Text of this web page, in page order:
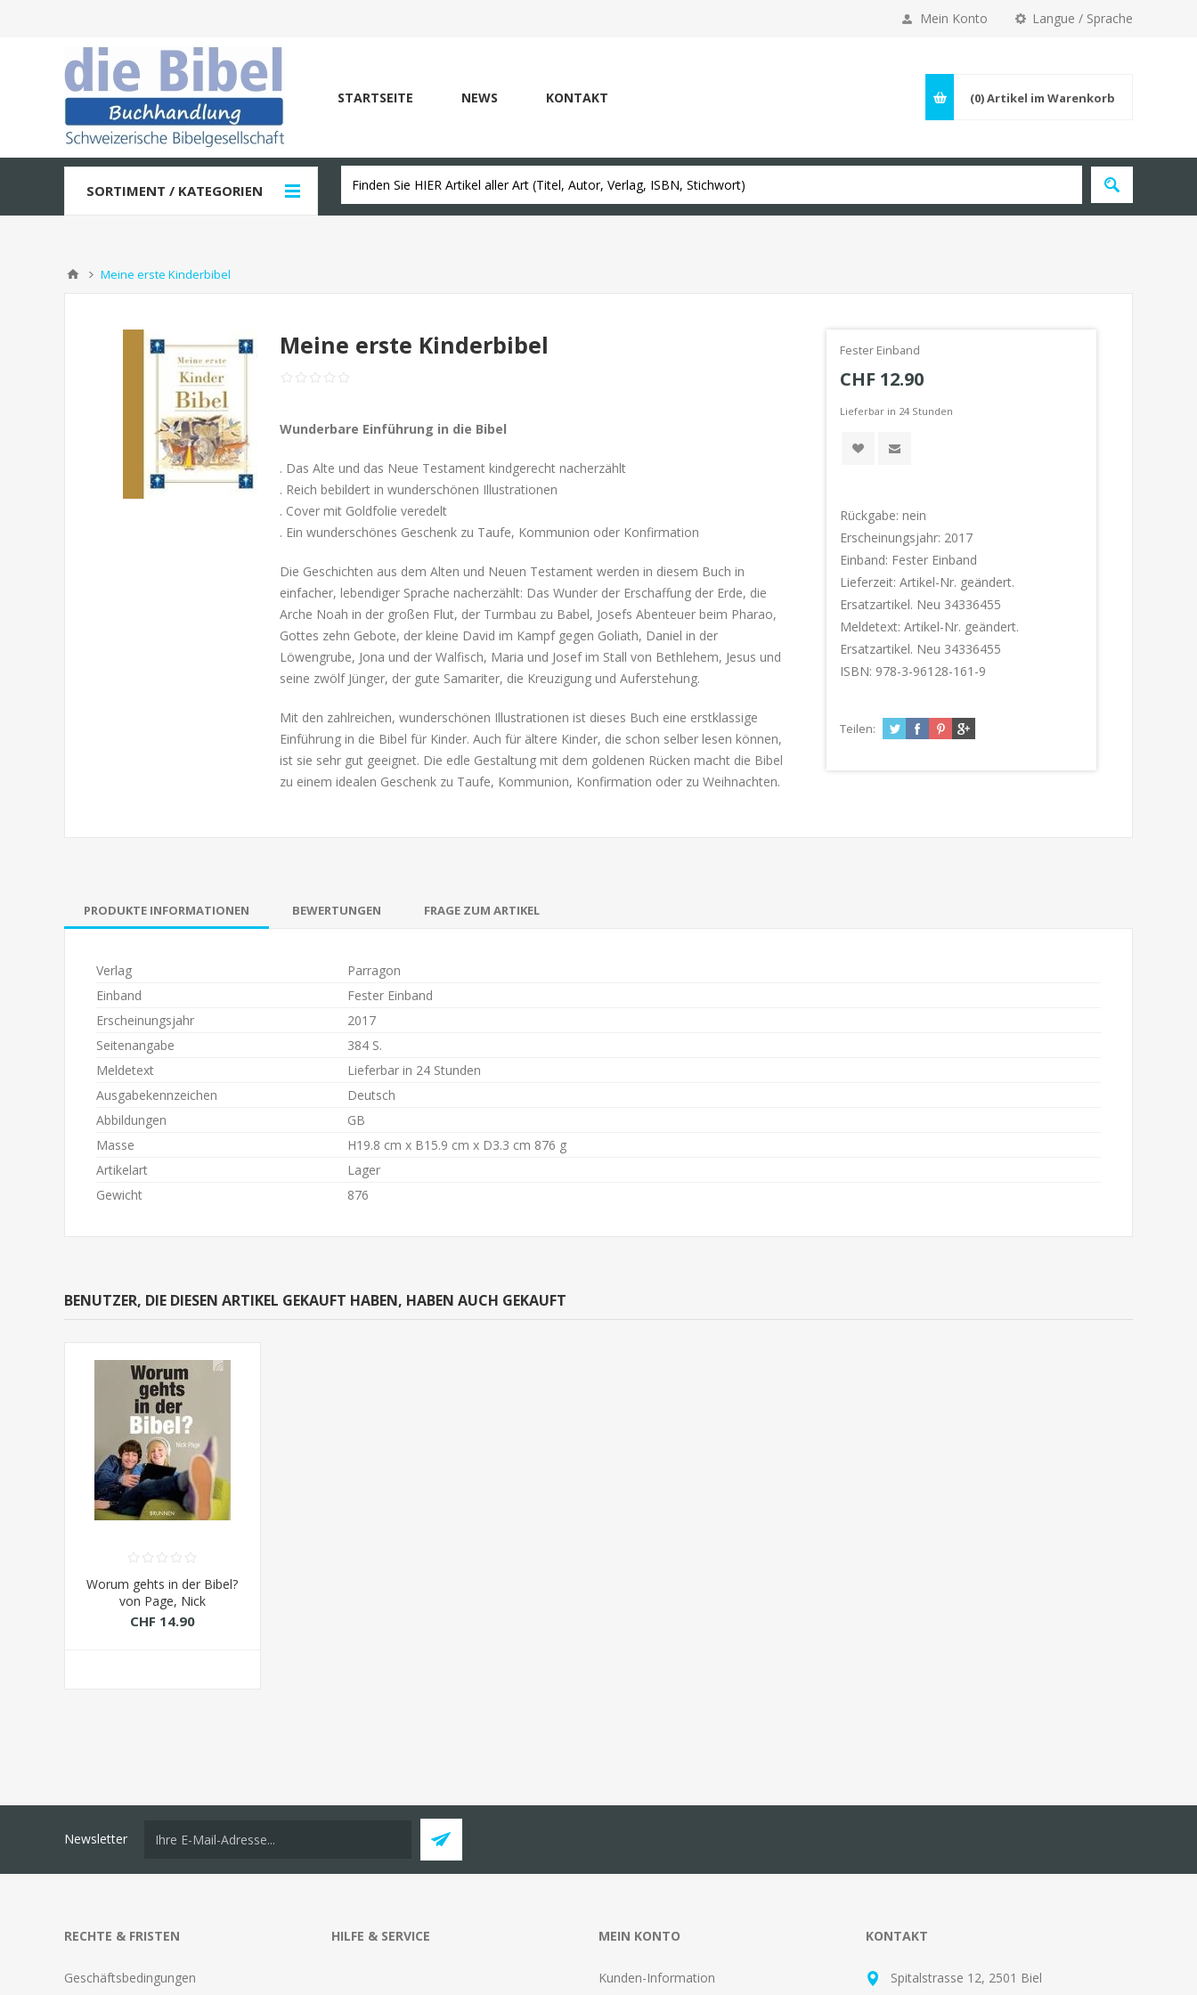
Langue / Sprache
Mein Konto
STARTSEITE NEWS KONTAKT (0)Artikel im Warenkorb
SORTIMENT / KATEGORIEN
Meine erste Kinderbibel
Meine erste Kinderbibel
Wunderbare Einführung in die Bibel
. Das Alte und das Neue Testament kindgerecht nacherzählt
. Reich bebildert in wunderschönen Illustrationen
. Cover mit Goldfolie veredelt
. Ein wunderschönes Geschenk zu Taufe, Kommunion oder Konfirmation
Die Geschichten aus dem Alten und Neuen Testament werden in diesem Buch in
einfacher, lebendiger Sprache nacherzählt: Das Wunder der Erschaffung der Erde, die
Arche Noah in der großen Flut, der Turmbau zu Babel, Josefs Abenteuer beim Pharao,
Gottes zehn Gebote, der kleine David im Kampf gegen Goliath, Daniel in der
Löwengrube, Jona und der Walfisch, Maria und Josef im Stall von Bethlehem, Jesus und
seine zwölf Jünger, der gute Samariter, die Kreuzigung und Auferstehung.
Mit den zahlreichen, wunderschönen Illustrationen ist dieses Buch eine erstklassige
Einführung in die Bibel für Kinder. Auch für ältere Kinder, die schon selber lesen können,
ist sie sehr gut geeignet. Die edle Gestaltung mit dem goldenen Rücken macht die Bibel
zu einem idealen Geschenk zu Taufe, Kommunion, Konfirmation oder zu Weihnachten.
Fester Einband
CHF 12.90
Lieferbar in 24 Stunden
Rückgabe: nein
Erscheinungsjahr: 2017
Einband: Fester Einband
Lieferzeit: Artikel-Nr. geändert.
Ersatzartikel. Neu 34336455
Meldetext: Artikel-Nr. geändert.
Ersatzartikel. Neu 34336455
ISBN: 978-3-96128-161-9
Teilen:
PRODUKTE INFORMATIONEN BEWERTUNGEN FRAGE ZUM ARTIKEL
Verlag
Parragon
Einband
Fester Einband
Erscheinungsjahr
2017
Seitenangabe
384 S.
Meldetext
Lieferbar in 24 Stunden
Ausgabekennzeichen
Deutsch
Abbildungen
GB
Masse
H19.8 cm x B15.9 cm x D3.3 cm 876 g
Artikelart
Lager
Gewicht
876
BENUTZER, DIE DIESEN ARTIKEL GEKAUFT HABEN, HABEN AUCH GEKAUFT
Worum gehts in der Bibel?
von Page, Nick
CHF 14.90
Newsletter
RECHTE & FRISTEN
Geschäftsbedingungen
HILFE & SERVICE MEIN KONTO
Kunden-Information
KONTAKT
Spitalstrasse 12, 2501 Biel